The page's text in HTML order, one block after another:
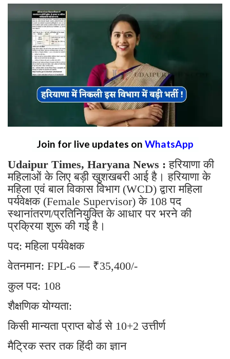
Join for live updates on WhatsApp
Udaipur Times, Haryana News : हरियाणा की
महिलाओं के लिए बड़ी खुशखबरी आई है। हरियाणा के
महिला एवं बाल विकास विभाग (WCD) द्वारा महिला
पर्यवेक्षक (Female Supervisor) के 108 पद
स्थानांतरण/प्रतिनियुक्ति के आधार पर भरने की
प्रक्रिया शुरू की गई है।
पद: महिला पर्यवेक्षक
वेतनमान: FPL-6 — ₹35,400/-
कुल पद: 108
शैक्षणिक योग्यता:
किसी मान्यता प्राप्त बोर्ड से 10+2 उत्तीर्ण
मैट्रिक स्तर तक हिंदी का ज्ञान